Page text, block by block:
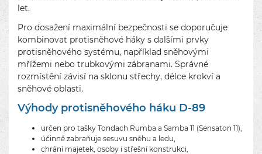
let.
Pro dosažení maximální bezpečnosti se doporučuje
kombinovat protisněhové háky s dalšími prvky
protisněhového systému, například sněhovými
mřížemi nebo trubkovými zábranami. Správné
rozmístění závisí na sklonu střechy, délce krokví a
sněhové oblasti.
Výhody protisněhového háku D-89
určen pro tašky Tondach Rumba a Samba 11 (Sensaton 11),
účinně zabraňuje sesuvu sněhu a ledu,
chrání majetek, osoby i střešní konstrukci,